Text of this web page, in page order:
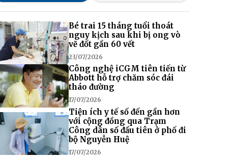
Bé trai 15 tháng tuổi thoát
nguy kịch sau khi bị ong vò
vẽ đốt gần 60 vết
23/07/2026
Công nghệ iCGM tiên tiến từ
Abbott hỗ trợ chăm sóc đái
tháo đường
17/07/2026
Tiện ích y tế số đến gần hơn
với cộng đồng qua Trạm
Công dân số đầu tiên ở phố đi
bộ Nguyễn Huệ
17/07/2026